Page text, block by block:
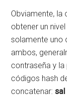
Obviamente,
obtener un
solamente uno
ambos,
contraseña y la
códigos hash
concatenar: sal